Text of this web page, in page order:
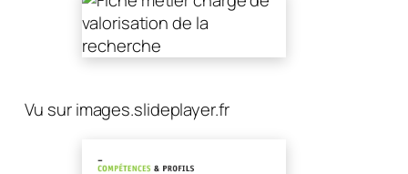
Vu sur images.slideplayer.fr